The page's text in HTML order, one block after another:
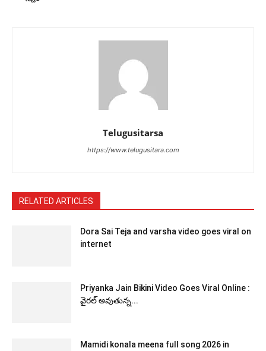
Telugusitarsa
https://www.telugusitara.com
RELATED ARTICLES
Dora Sai Teja and varsha video goes viral on
internet
Priyanka Jain Bikini Video Goes Viral Online :
వైరల్ అవుతున్న...
Mamidi konala meena full song 2026 in